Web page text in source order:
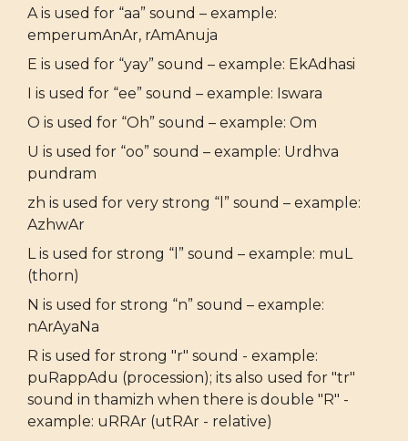
A is used for “aa” sound – example:
emperumAnAr, rAmAnuja
E is used for “yay” sound – example: EkAdhasi
I is used for “ee” sound – example: Iswara
O is used for “Oh” sound – example: Om
U is used for “oo” sound – example: Urdhva
pundram
zh is used for very strong “l” sound – example:
AzhwAr
L is used for strong “l” sound – example: muL
(thorn)
N is used for strong “n” sound – example:
nArAyaNa
R is used for strong "r" sound - example:
puRappAdu (procession); its also used for "tr"
sound in thamizh when there is double "R" -
example: uRRAr (utRAr - relative)